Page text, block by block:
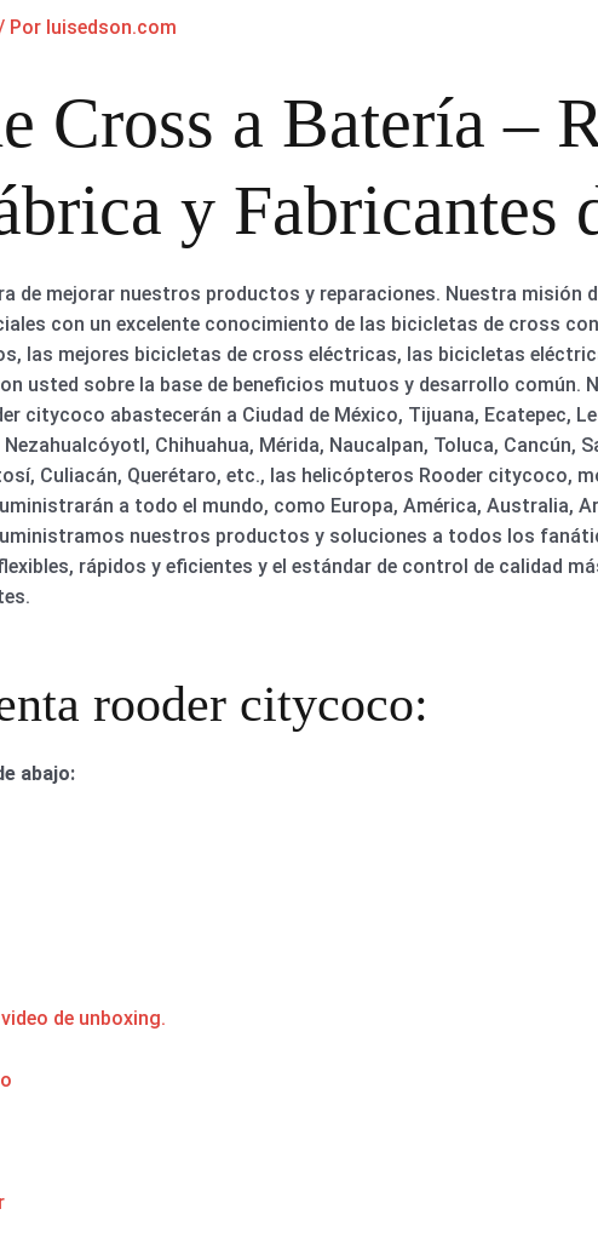
Por luisedson.com
Cross a Batería –
y Fabricantes
de mejorar nuestros productos y reparaciones. Nuestra misión
con un excelente conocimiento de las bicicletas de cross
las mejores bicicletas de cross eléctricas, las bicicletas
usted sobre la base de beneficios mutuos y desarrollo común.
citycoco abastecerán a Ciudad de México, Tijuana, Ecatepec,
Chihuahua, Mérida, Naucalpan, Toluca, Cancún,
Culiacán, Querétaro, etc., las helicópteros Rooder citycoco,
a todo el mundo, como Europa, América, Australia,
nuestros productos y soluciones a todos los
rápidos y eficientes y el estándar de control de calidad
rooder citycoco:
abajo:
de unboxing.